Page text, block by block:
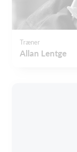
Træner
Allan Lentge